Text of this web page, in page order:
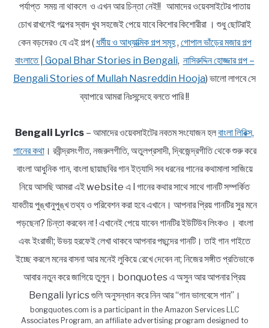
পর্যাপ্ত সময় না থাকলে ও এখন আর চিন্তা নেই!! আমাদের ওয়েবসাইটের পাতায়
চোখ রাখলেই গল্পের স্বাদ খুব সহজেই পেয়ে যাবে কিশোর কিশোরীরা । শুধু ছোটরাই
কেন বড়দেরও যে এই গল্প ( ধর্মীয় ও আধ্যাত্মিক গল্প সমূহ, গোপাল ভাঁড়ের মজার গল্প
বাংলাতে | Gopal Bhar Stories in Bengali, নাসিরুদ্দিন হোজ্জার গল্প –
Bengali Stories of Mullah Nasreddin Hooja) ভালো লাগবে সে
ব্যাপারে আমরা নিঃসন্দেহে বলতে পারি !!
Bengali Lyrics – আমাদের ওয়েবসাইটের নবতম সংযোজন হলবাংলা লিরিক্স,
গানের কথা। রবীন্দ্রসংগীত, নজরুলগীতি, অতুলপ্রসাদী, দ্বিজেন্দ্রগীতি থেকে শুরু করে
বাংলা আধুনিক গান, বাংলা ছায়াছবির গান ইত্যাদি সব ধরনের গানের কথামালা সাজিয়ে
নিয়ে আসছি আমরা এই website এ l গানের কথার সাথে সাথে গানটি সম্পর্কিত
যাবতীয় পুঙ্খানুপুঙ্খ তথ্য ও পরিবেশন করা হবে এখানে। আপনার প্রিয় গানটির সুর মনে
পড়ছেনা? চিন্তা করবেন না ! এখানেই পেয়ে যাবেন গানটির ইউটিউব লিংকও । বাংলা
এবং ইংরাজী; উভয় হরফেই লেখা থাকবে আপনার পছন্দের গানটি। তাই গান গাইতে
ইচ্ছে করলে মনের বাসনা আর মনেই লুকিয়ে রেখে দেবেন না; নিজের সঙ্গীত প্রতিভাকে
আবার নতুন করে জাগিয়ে তুলুন। bonquotes এ অসুন আর আপনার প্রিয়
Bengali lyrics গুলি অনুসন্ধান করে নিন আর “গান ভালবেসে গান”।
bongquotes.com is a participant in the Amazon Services LLC
Associates Program, an affiliate advertising program designed to